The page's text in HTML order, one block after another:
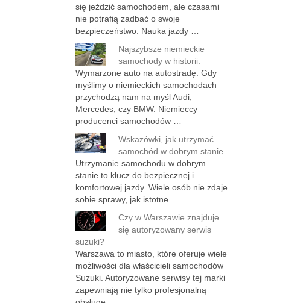
się jeździć samochodem, ale czasami
nie potrafią zadbać o swoje
bezpieczeństwo. Nauka jazdy …
Najszybsze niemieckie
samochody w historii.
Wymarzone auto na autostradę. Gdy
myślimy o niemieckich samochodach
przychodzą nam na myśl Audi,
Mercedes, czy BMW. Niemieccy
producenci samochodów …
Wskazówki, jak utrzymać
samochód w dobrym stanie
Utrzymanie samochodu w dobrym
stanie to klucz do bezpiecznej i
komfortowej jazdy. Wiele osób nie zdaje
sobie sprawy, jak istotne …
Czy w Warszawie znajduje
się autoryzowany serwis
suzuki?
Warszawa to miasto, które oferuje wiele
możliwości dla właścicieli samochodów
Suzuki. Autoryzowane serwisy tej marki
zapewniają nie tylko profesjonalną